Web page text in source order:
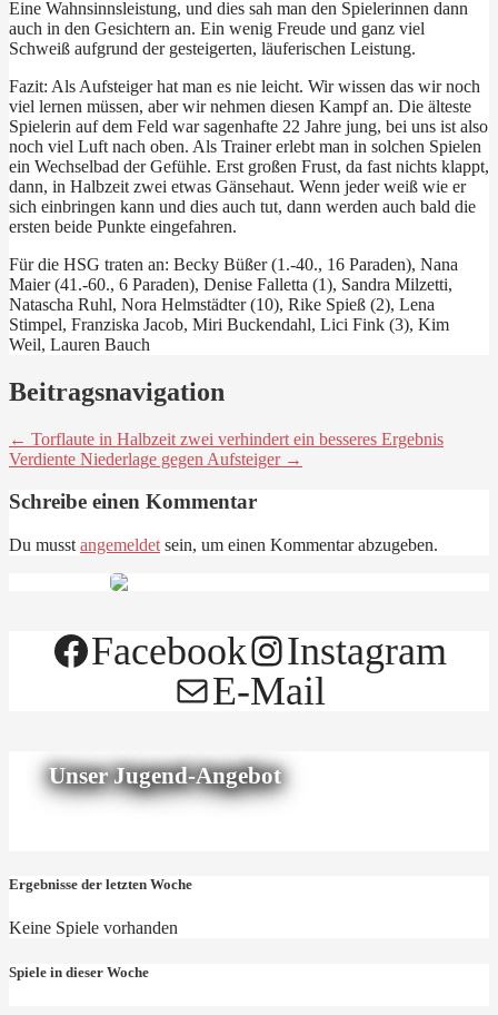
Eine Wahnsinnsleistung, und dies sah man den Spielerinnen dann
auch in den Gesichtern an. Ein wenig Freude und ganz viel
Schweiß aufgrund der gesteigerten, läuferischen Leistung.
Fazit: Als Aufsteiger hat man es nie leicht. Wir wissen das wir noch
viel lernen müssen, aber wir nehmen diesen Kampf an. Die älteste
Spielerin auf dem Feld war sagenhafte 22 Jahre jung, bei uns ist also
noch viel Luft nach oben. Als Trainer erlebt man in solchen Spielen
ein Wechselbad der Gefühle. Erst großen Frust, da fast nichts klappt,
dann, in Halbzeit zwei etwas Gänsehaut. Wenn jeder weiß wie er
sich einbringen kann und dies auch tut, dann werden auch bald die
ersten beide Punkte eingefahren.
Für die HSG traten an: Becky Büßer (1.-40., 16 Paraden), Nana
Maier (41.-60., 6 Paraden), Denise Falletta (1), Sandra Milzetti,
Natascha Ruhl, Nora Helmstädter (10), Rike Spieß (2), Lena
Stimpel, Franziska Jacob, Miri Buckendahl, Lici Fink (3), Kim
Weil, Lauren Bauch
Beitragsnavigation
← Torflaute in Halbzeit zwei verhindert ein besseres Ergebnis
Verdiente Niederlage gegen Aufsteiger →
Schreibe einen Kommentar
Du musst angemeldet sein, um einen Kommentar abzugeben.
Facebook
Instagram
E-Mail
Unser Jugend-Angebot
Ergebnisse der letzten Woche
Keine Spiele vorhanden
Spiele in dieser Woche